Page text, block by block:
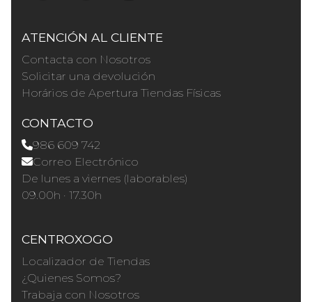
ATENCIÓN AL CLIENTE
Contacta con Nosotros
Solicitar una devolución
Horários de Apertura Tiendas Físicas
CONTACTO
986 609 742
Correo Electrónico
De lunes a viernes (laborables)
09.00h · 17.30h
CENTROXOGO
Localizador de Tiendas
¿Quienes Somos?
Trabaja con Nosotros